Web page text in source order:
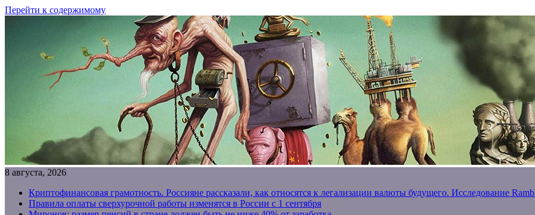
Перейти к содержимому
8 августа, 2026
Криптофинансовая грамотность. Россияне рассказали, как относятся к легализации валюты будущего. Исследование
Правила оплаты сверхурочной работы изменятся в России с 1 сентября